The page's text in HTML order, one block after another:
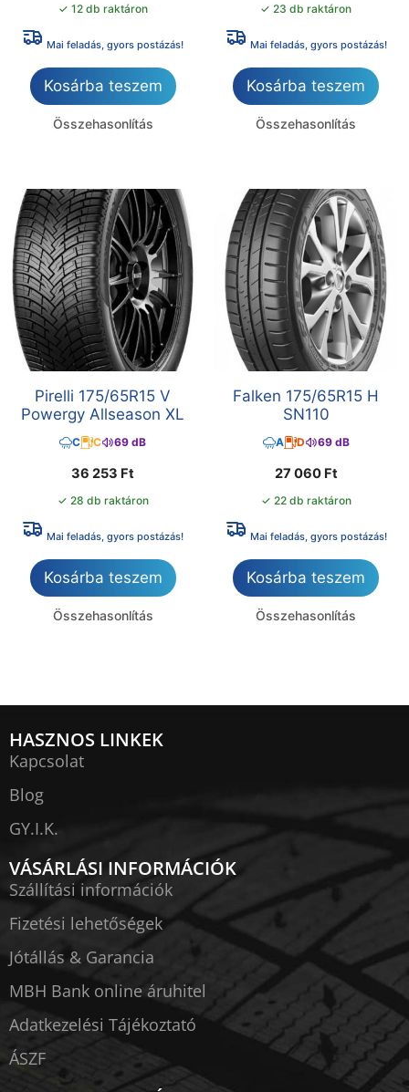
✓ 12 db raktáron
Mai feladás, gyors postázás!
Kosárba teszem
Összehasonlítás
✓ 23 db raktáron
Mai feladás, gyors postázás!
Kosárba teszem
Összehasonlítás
Pirelli 175/65R15 V
Powergy Allseason XL
C C 69 dB
36 253 Ft
✓ 28 db raktáron
Mai feladás, gyors postázás!
Kosárba teszem
Összehasonlítás
Falken 175/65R15 H
SN110
A D 69 dB
27 060 Ft
✓ 22 db raktáron
Mai feladás, gyors postázás!
Kosárba teszem
Összehasonlítás
HASZNOS LINKEK
Kapcsolat
Blog
GY.I.K.
VÁSÁRLÁSI INFORMÁCIÓK
Szállítási információk
Fizetési lehetőségek
Jótállás & Garancia
MBH Bank online áruhitel
Adatkezelési Tájékoztató
ÁSZF